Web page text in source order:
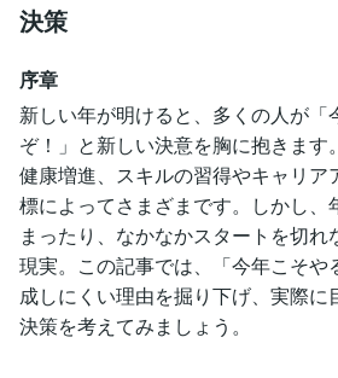
決策
序章
新しい年が明けると、多くの人が「
ぞ！」と新しい決意を胸に抱きます
健康増進、スキルの習得やキャリア
標によってさまざまです。しかし、
まったり、なかなかスタートを切れ
現実。この記事では、「今年こそや
成しにくい理由を掘り下げ、実際に
決策を考えてみましょう。